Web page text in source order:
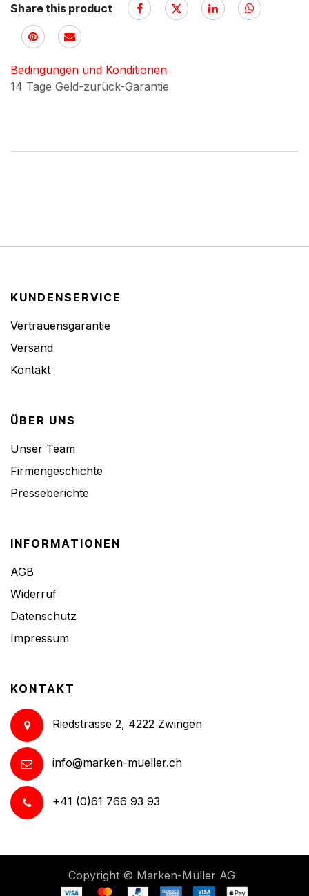
Share this product
Bedingungen und Konditionen
14 Tage Geld-zurück-Garantie
KUNDENSERVICE
Vertrauensgarantie
Versand
Kontakt
ÜBER UNS
Unser Team
Firmengeschichte
Presseberichte
INFORMATIONEN
AGB
Widerruf
Datenschutz
Impressum
KONTAKT
Riedstrasse 2, 4222 Zwingen
info@marken-mueller.ch
+41 (0)61 766 93 93
Copyright © Marken-Müller AG